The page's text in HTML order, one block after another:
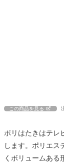
この商品を見る
ポリはたきはテレ
します。ポリエス
くボリュームある